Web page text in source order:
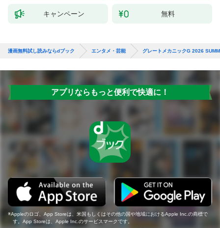
キャンペーン 無料
漫画無料試し読みならdブック エンタメ・芸能 グレートメカニックG 2026
アプリならもっと便利で快適に！
Appleのロゴ、App Storeは、米国もしくはその他の国や地域におけるApple Inc.の商標で
す。App Storeは、Apple Inc.のサービスマークです。